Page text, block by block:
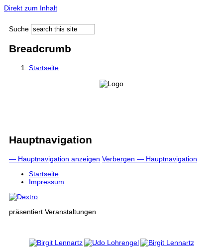
Direkt zum Inhalt
Suche
Breadcrumb
Startseite
Hauptnavigation
— Hauptnavigation anzeigen Verbergen — Hauptnavigation
Startseite
Impressum
präsentiert Veranstaltungen